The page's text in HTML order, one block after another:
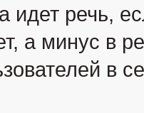
идет речь,
а минус в
в